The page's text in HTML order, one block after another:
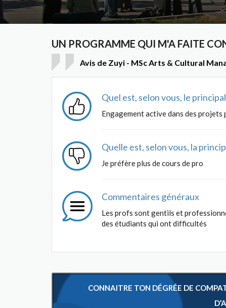
UN PROGRAMME QUI M'A FAITE
Avis de Zuyi - MSc Arts & Cultural
Quel est, selon vous, le
Engagement active dans des projets
Quelle est, selon vous, la
Je préfère plus de cours de pro
Commentaires généraux
Les profs sont gentils et
des étudiants qui ont difficultés
CONNAITRE TON DÉGRÉE DE